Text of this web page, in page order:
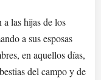
a las hijas de los
a sus esposas
en aquellos días,
del campo y de